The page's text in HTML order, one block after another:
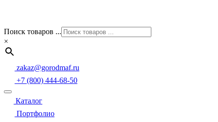
Поиск товаров ...
×
zakaz@gorodmaf.ru
+7 (800) 444-68-50
Каталог
Портфолио